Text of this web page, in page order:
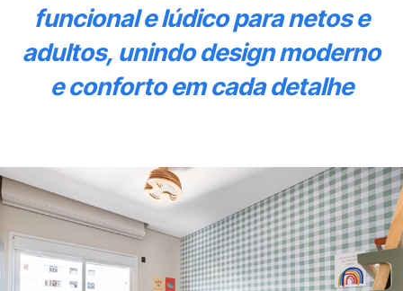
funcional e lúdico para netos e
adultos, unindo design moderno
e conforto em cada detalhe